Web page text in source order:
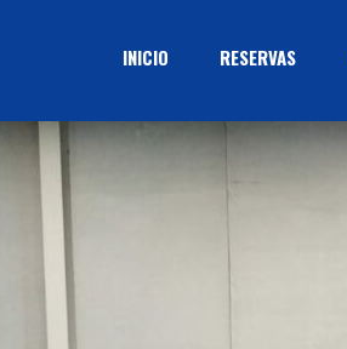
INICIO RESERVAS